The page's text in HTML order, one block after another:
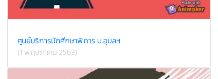
ศูนย์บริการนักศึกษาพิการ ม.อุบลฯ
(1 พฤษภาคม 2563)